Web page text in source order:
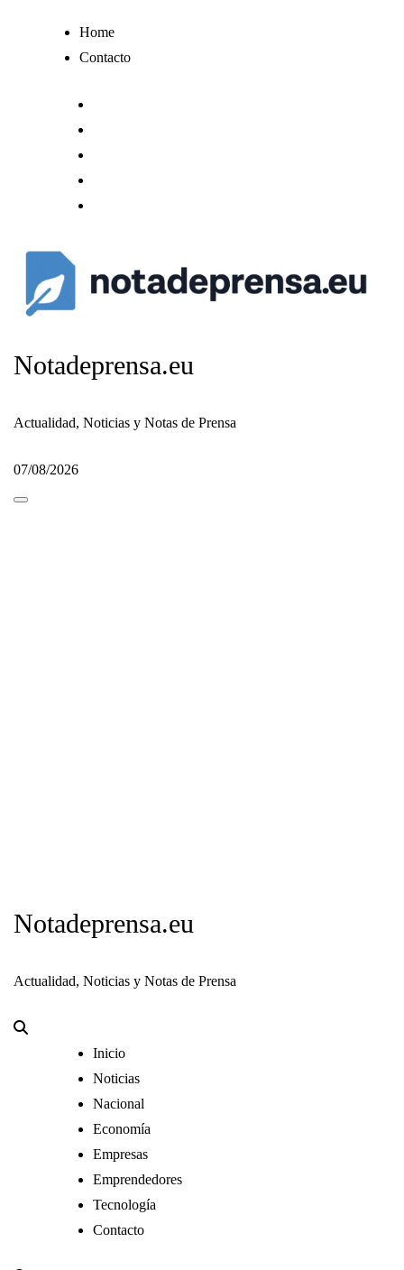
Home
Contacto
Notadeprensa.eu
Actualidad, Noticias y Notas de Prensa
07/08/2026
Notadeprensa.eu
Actualidad, Noticias y Notas de Prensa
Inicio
Noticias
Nacional
Economía
Empresas
Emprendedores
Tecnología
Contacto